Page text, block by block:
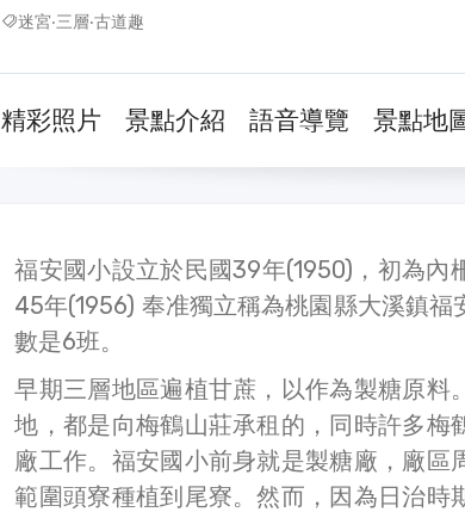
迷宮‧三層‧古道趣
精彩照片 景點介紹 語音導覽 景點地
福安國小設立於民國39年(1950)，初為內
45年(1956) 奉准獨立稱為桃園縣大溪鎮福
數是6班。
早期三層地區遍植甘蔗，以作為製糖原料
地，都是向梅鶴山莊承租的，同時許多梅
廠工作。福安國小前身就是製糖廠，廠區
範圍頭寮種植到尾寮。然而，因為日治時